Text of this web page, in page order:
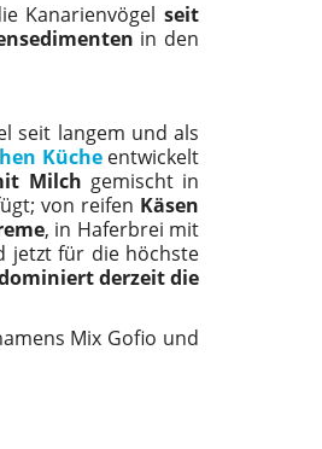
Kanarienvögel seit
in den
seit langem und als
Kücheentwickelt
Milch gemischt in
von reifen Käsen
, in Haferbrei mit
jetzt für die höchste
derzeit die
Mix Gofio und